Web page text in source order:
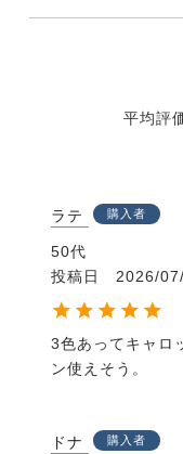
ラテ 購入者
50代
投稿日
2026/
3色あってキャロ
ン使えそう。
ドナ 購入者